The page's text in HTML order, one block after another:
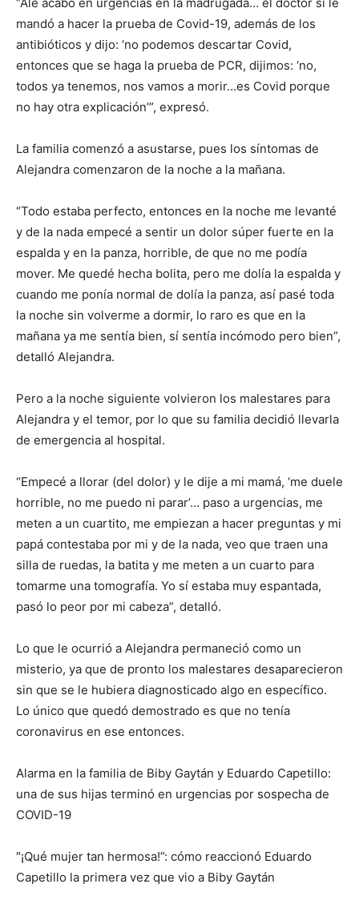
“Ale acabó en urgencias en la madrugada… el doctor sí le
mandó a hacer la prueba de Covid-19, además de los
antibióticos y dijo: ‘no podemos descartar Covid,
entonces que se haga la prueba de PCR, dijimos: ‘no,
todos ya tenemos, nos vamos a morir…es Covid porque
no hay otra explicación’”, expresó.
La familia comenzó a asustarse, pues los síntomas de
Alejandra comenzaron de la noche a la mañana.
“Todo estaba perfecto, entonces en la noche me levanté
y de la nada empecé a sentir un dolor súper fuerte en la
espalda y en la panza, horrible, de que no me podía
mover. Me quedé hecha bolita, pero me dolía la espalda y
cuando me ponía normal de dolía la panza, así pasé toda
la noche sin volverme a dormir, lo raro es que en la
mañana ya me sentía bien, sí sentía incómodo pero bien”,
detalló Alejandra.
Pero a la noche siguiente volvieron los malestares para
Alejandra y el temor, por lo que su familia decidió llevarla
de emergencia al hospital.
“Empecé a llorar (del dolor) y le dije a mi mamá, ‘me duele
horrible, no me puedo ni parar’… paso a urgencias, me
meten a un cuartito, me empiezan a hacer preguntas y mi
papá contestaba por mi y de la nada, veo que traen una
silla de ruedas, la batita y me meten a un cuarto para
tomarme una tomografía. Yo sí estaba muy espantada,
pasó lo peor por mi cabeza”, detalló.
Lo que le ocurrió a Alejandra permaneció como un
misterio, ya que de pronto los malestares desaparecieron
sin que se le hubiera diagnosticado algo en específico.
Lo único que quedó demostrado es que no tenía
coronavirus en ese entonces.
Alarma en la familia de Biby Gaytán y Eduardo Capetillo:
una de sus hijas terminó en urgencias por sospecha de
COVID-19
″¡Qué mujer tan hermosa!”: cómo reaccionó Eduardo
Capetillo la primera vez que vio a Biby Gaytán